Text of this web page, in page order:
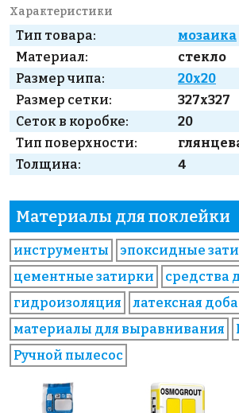
Характеристики
Тип товара:
мозаика
Материал:
стекло
Размер чипа:
20x20
Размер сетки:
327x327
Сеток в коробке:
20
Тип поверхности:
Толщина:
4
Материалы для поклейки
инструменты эпоксидные
цементные затирки
средства
гидроизоляция
латексная
материалы для выравнивания
Ручной пылесос